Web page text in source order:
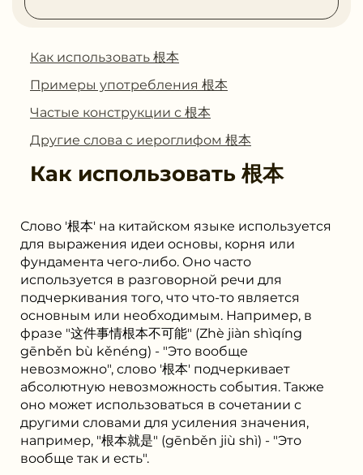
Как использовать 根本
Примеры употребления 根本
Частые конструкции с 根本
Другие слова с иероглифом 根本
Как использовать 根本
Слово '根本' на китайском языке используется
для выражения идеи основы, корня или
фундамента чего-либо. Оно часто
используется в разговорной речи для
подчеркивания того, что что-то является
основным или необходимым. Например, в
фразе "这件事情根本不可能" (Zhè jiàn shìqíng
gēnběn bù kěnéng) - "Это вообще
невозможно", слово '根本' подчеркивает
абсолютную невозможность события. Также
оно может использоваться в сочетании с
другими словами для усиления значения,
например, "根本就是" (gēnběn jiù shì) - "Это
вообще так и есть".